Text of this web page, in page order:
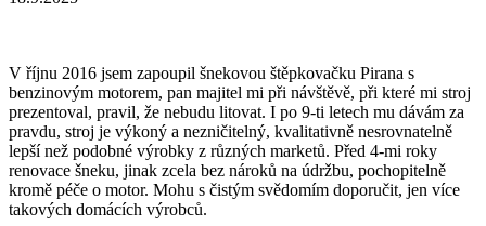
V říjnu 2016 jsem zapoupil šnekovou štěpkovačku Pirana s
benzinovým motorem, pan majitel mi při návštěvě, při které mi stroj
prezentoval, pravil, že nebudu litovat. I po 9-ti letech mu dávám za
pravdu, stroj je výkoný a nezničitelný, kvalitativně nesrovnatelně
lepší než podobné výrobky z různých marketů. Před 4-mi roky
renovace šneku, jinak zcela bez nároků na údržbu, pochopitelně
kromě péče o motor. Mohu s čistým svědomím doporučit, jen více
takových domácích výrobců.